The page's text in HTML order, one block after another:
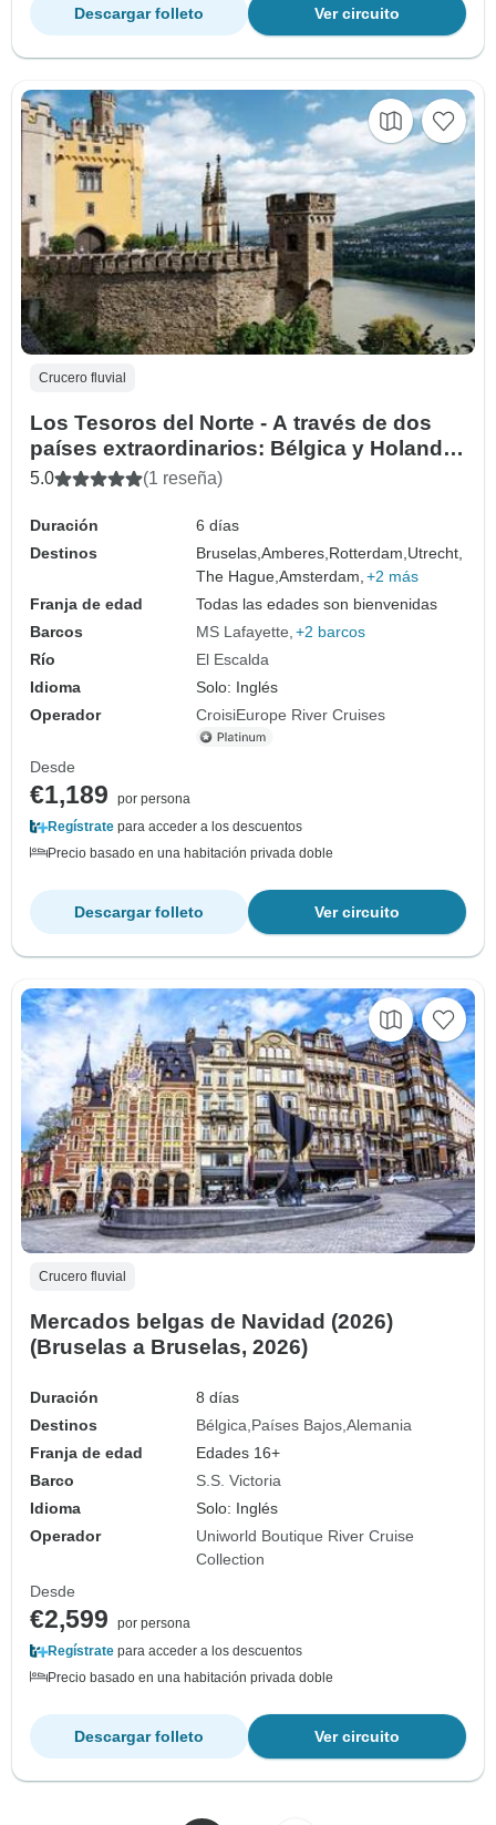
Ver circuito
Descargar folleto
Crucero fluvial
Los Tesoros del Norte - A través de dos
países extraordinarios: Bélgica y Holanda
(crucero puerto a puerto)
5.0 (1 reseña)
Duración
6 días
Destinos
Bruselas,Amberes, Rotterdam, Utrecht,
The Hague,Amsterdam, +2 más
Franja de edad
Todas las edades son bienvenidas
Barcos
MS Lafayette +2 barcos
Río
El Escalda
Idioma
Solo: Inglés
Operador
CroisiEurope River Cruises
Desde
€1,189
por persona
Regístrate para acceder a los descuentos
Precio basado en una habitación privada doble
Ver circuito
Descargar folleto
Crucero fluvial
Mercados belgas de Navidad (2026)
(Bruselas a Bruselas, 2026)
Duración
8 días
Destinos
Bélgica Países Bajos Alemania
Franja de edad
Edades 16+
Barco
S.S. Victoria
Idioma
Solo: Inglés
Operador
Uniworld Boutique River Cruise
Collection
Desde
€2,599
por persona
Regístrate para acceder a los descuentos
Precio basado en una habitación privada doble
Ver circuito
Descargar folleto